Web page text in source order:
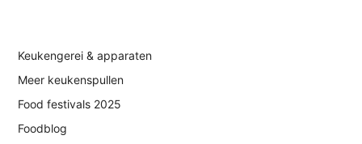
Keukengerei & apparaten
Meer keukenspullen
Food festivals 2025
Foodblog